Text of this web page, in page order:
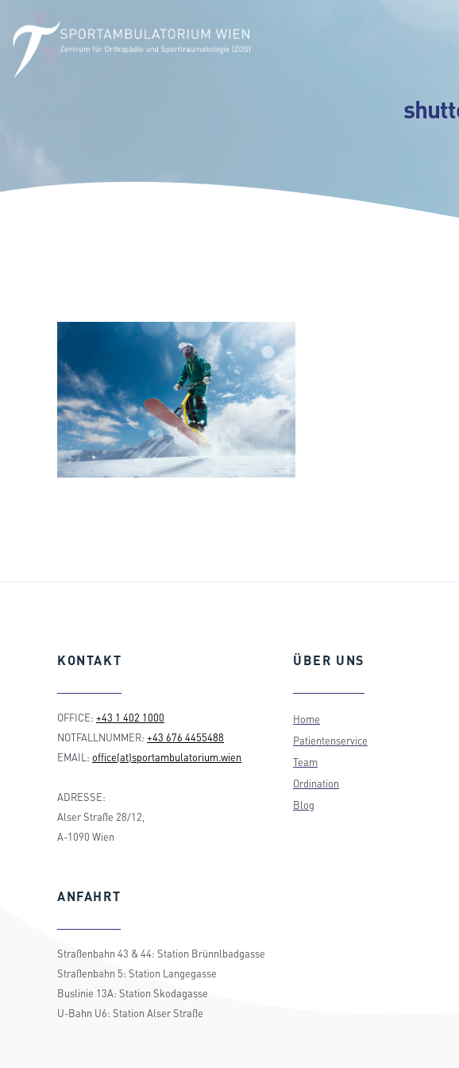
KONTAKT
OFFICE: +43 1 402 1000
NOTFALLNUMMER: +43 676 4455488
EMAIL: office(at)sportambulatorium.wien
ADRESSE:
Alser Straße 28/12,
A-1090 Wien
ANFAHRT
Straßenbahn 43 & 44: Station Brünnlbadgasse
Straßenbahn 5: Station Langegasse
Buslinie 13A: Station Skodagasse
U-Bahn U6: Station Alser Straße
ÜBER UNS
Home
Patientenservice
Team
Ordination
Blog